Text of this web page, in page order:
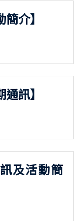
介】
訊】
及活動簡